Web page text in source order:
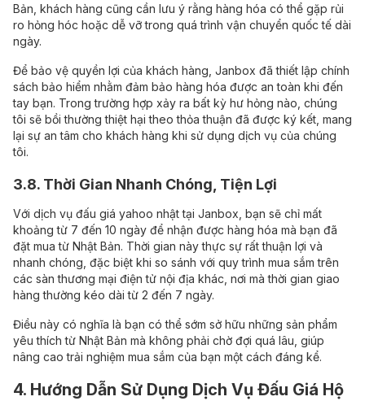
Bản, khách hàng cũng cần lưu ý rằng hàng hóa có thể gặp rủi
ro hỏng hóc hoặc dễ vỡ trong quá trình vận chuyển quốc tế dài
ngày.
Để bảo vệ quyền lợi của khách hàng, Janbox đã thiết lập chính
sách bảo hiểm nhằm đảm bảo hàng hóa được an toàn khi đến
tay bạn. Trong trường hợp xảy ra bất kỳ hư hỏng nào, chúng
tôi sẽ bồi thường thiệt hại theo thỏa thuận đã được ký kết, mang
lại sự an tâm cho khách hàng khi sử dụng dịch vụ của chúng
tôi.
3.8. Thời Gian Nhanh Chóng, Tiện Lợi
Với dịch vụ đấu giá yahoo nhật tại Janbox, bạn sẽ chỉ mất
khoảng từ 7 đến 10 ngày để nhận được hàng hóa mà bạn đã
đặt mua từ Nhật Bản. Thời gian này thực sự rất thuận lợi và
nhanh chóng, đặc biệt khi so sánh với quy trình mua sắm trên
các sàn thương mại điện tử nội địa khác, nơi mà thời gian giao
hàng thường kéo dài từ 2 đến 7 ngày.
Điều này có nghĩa là bạn có thể sớm sở hữu những sản phẩm
yêu thích từ Nhật Bản mà không phải chờ đợi quá lâu, giúp
nâng cao trải nghiệm mua sắm của bạn một cách đáng kể.
4. Hướng Dẫn Sử Dụng Dịch Vụ Đấu Giá Hộ